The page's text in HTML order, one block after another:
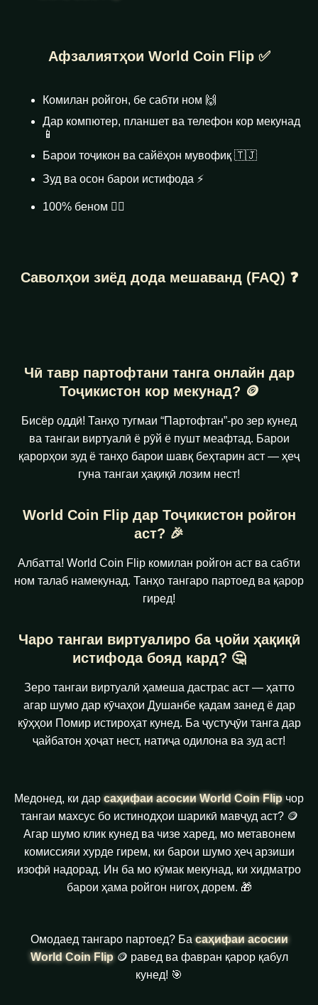
Афзалиятҳои World Coin Flip ✅
Комилан ройгон, бе сабти ном 🙌
Дар компютер, планшет ва телефон кор мекунад
📱
Барои тоҷикон ва сайёҳон мувофиқ 🇹🇯
Зуд ва осон барои истифода ⚡
100% беном 🕵️‍♂️
Саволҳои зиёд дода мешаванд (FAQ) ❓
Чӣ тавр партофтани танга онлайн дар
Тоҷикистон кор мекунад? 🪙
Бисёр оддӣ! Танҳо тугмаи “Партофтан”-ро зер кунед
ва тангаи виртуалӣ ё рӯй ё пушт меафтад. Барои
қарорҳои зуд ё танҳо барои шавқ беҳтарин аст — ҳеҷ
гуна тангаи ҳақиқӣ лозим нест!
World Coin Flip дар Тоҷикистон ройгон
аст? 🎉
Албатта! World Coin Flip комилан ройгон аст ва сабти
ном талаб намекунад. Танҳо тангаро партоед ва қарор
гиред!
Чаро тангаи виртуалиро ба ҷойи ҳақиқӣ
истифода бояд кард? 🤔
Зеро тангаи виртуалӣ ҳамеша дастрас аст — ҳатто
агар шумо дар кӯчаҳои Душанбе қадам занед ё дар
кӯҳҳои Помир истироҳат кунед. Ба ҷустуҷӯи танга дар
ҷайбатон ҳоҷат нест, натиҷа одилона ва зуд аст!
Медонед, ки дарсаҳифаи асосии World Coin Flipчор
тангаи махсус бо истинодҳои шарикӣ мавҷуд аст? 🪙
Агар шумо клик кунед ва чизе харед, мо метавонем
комиссияи хурде гирем, ки барои шумо ҳеҷ арзиши
изофӣ надорад. Ин ба мо кӯмак мекунад, ки хидматро
барои ҳама ройгон нигоҳ дорем. 🎁
Омодаед тангаро партоед? Басаҳифаи асосии
World Coin Flip🪙 равед ва фавран қарор қабул
кунед! 🎯